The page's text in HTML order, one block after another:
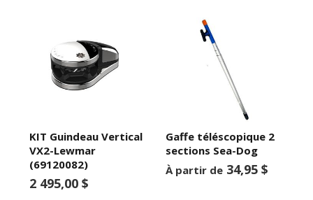
KIT Guindeau Vertical
VX2-Lewmar
(69120082)
2 495,00 $
Gaffe téléscopique 2
sections Sea-Dog
À partir de 34,95 $